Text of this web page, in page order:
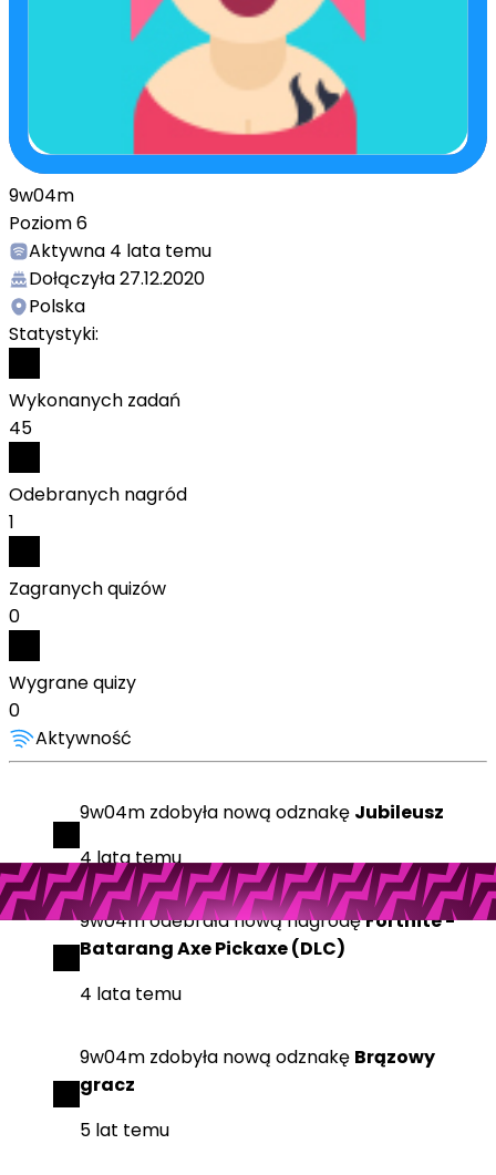
9w04m
Poziom6
Aktywna 4 lata temu
Dołączyła27.12.2020
Polska
Statystyki:
Wykonanych zadań
45
Odebranych nagród
1
Zagranych quizów
0
Wygrane quizy
0
Aktywność
9w04m zdobyła nową odznakę Jubileusz
4 lata temu
9w04modebrałanową nagrodęFortnite -
Batarang Axe Pickaxe (DLC)
4 lata temu
9w04m zdobyła nową odznakę Brązowy
gracz
5 lat temu